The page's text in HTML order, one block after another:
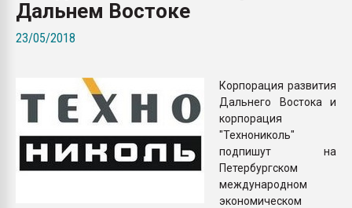
ПЕРЕЙТИ НА
Дальнем Востоке
23/05/2018
Корпорация развития
Дальнего Востока и
корпорация
"Технониколь"
подпишут на
Петербургском
международном
экономическом